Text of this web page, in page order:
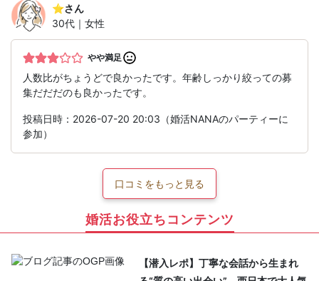
⭐︎さん
30代｜女性
やや満足
人数比がちょうどで良かったです。年齢しっかり絞っての募
集だだだのも良かったです。
投稿日時：2026-07-20 20:03（婚活NANAのパーティーに
参加）
口コミをもっと見る
婚活お役立ちコンテンツ
【潜入レポ】丁寧な会話から生まれ